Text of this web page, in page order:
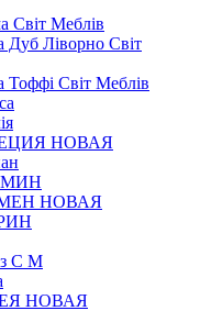
Свiт Меблiв
Дуб Ліворно Світ
Тоффі Світ Меблів
НОВАЯ
НОВАЯ
С М
НОВАЯ